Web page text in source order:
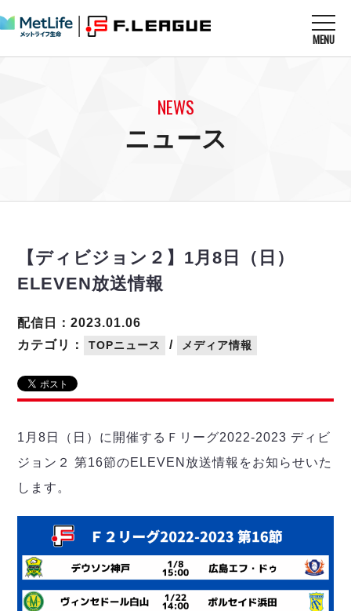
MENU
U-23選抜
メディア情報
フットサル日本代表
戦績表
警告・退場・出場停止選手
個人ランキング｜ゴール
個人ランキング｜シュート
個人ランキング｜シュート成功率
メットライフ生命Ｆ２リーグ
試合日程
順位表
戦績表
個人ランキング｜ゴール
個人ランキング｜シュート
個人ランキング｜シュート成功率
個人ランキング｜第2PK
エスポラーダ北海道
バルドラール浦安
しながわシティ
立川アスレティックFC
ペスカドーラ町田
湘南ベルマーレ
名古屋オーシャンズ
シュライカー大阪
バサジィ大分
メットライフ生命Ｆ２リーグ
ヴォスクオーレ仙台
マルバ水戸FC
アリーナ情報 ARENA
リーグ概要 ABOUT US
リーグ概要
日本フットサルリーグについて
大会概要
リーグ要項
アリーナ観戦マナー&ルール
過去の記録 ARCHIVE
過去の試合記録
ディビジョン1 試合記録
ディビジョン2 試合記録
Ｆリーグカップ 試合記録
リーグ統計データ
プロジェクト PROJECT
DIVISION
NEWS
ニュース
【ディビジョン２】1月8日（日）
ELEVEN放送情報
カテゴリ： TOPニュース / メディア情報
配信日：2023.01.06
1月8日（日）に開催するＦリーグ2022-2023 ディビ
ジョン２ 第16節のELEVEN放送情報をお知らせいた
します。